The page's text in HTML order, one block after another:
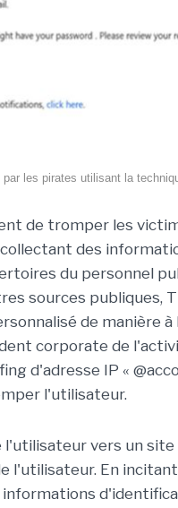
les pirates utilisant la
de tromper les
des
du personnel
sources publiques,
de manière à
corporate de
d'adresse IP «
l'utilisateur.
l'utilisateur vers un
l'utilisateur. En